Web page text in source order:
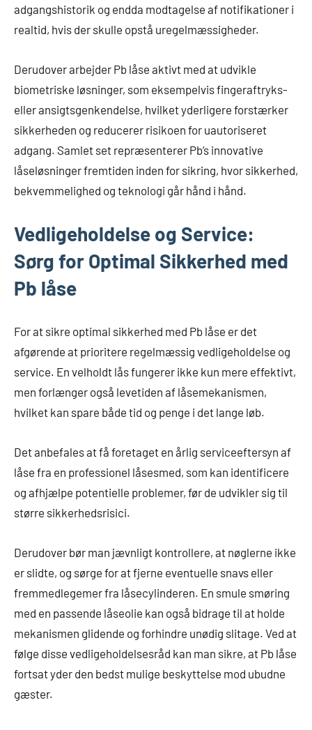
adgangshistorik og endda modtagelse af notifikationer i
realtid, hvis der skulle opstå uregelmæssigheder.
Derudover arbejder Pb låse aktivt med at udvikle
biometriske løsninger, som eksempelvis fingeraftryks-
eller ansigtsgenkendelse, hvilket yderligere forstærker
sikkerheden og reducerer risikoen for uautoriseret
adgang. Samlet set repræsenterer Pb’s innovative
låseløsninger fremtiden inden for sikring, hvor sikkerhed,
bekvemmelighed og teknologi går hånd i hånd.
Vedligeholdelse og Service:
Sørg for Optimal Sikkerhed med
Pb låse
For at sikre optimal sikkerhed med Pb låse er det
afgørende at prioritere regelmæssig vedligeholdelse og
service. En velholdt lås fungerer ikke kun mere effektivt,
men forlænger også levetiden af låsemekanismen,
hvilket kan spare både tid og penge i det lange løb.
Det anbefales at få foretaget en årlig serviceeftersyn af
låse fra en professionel låsesmed, som kan identificere
og afhjælpe potentielle problemer, før de udvikler sig til
større sikkerhedsrisici.
Derudover bør man jævnligt kontrollere, at nøglerne ikke
er slidte, og sørge for at fjerne eventuelle snavs eller
fremmedlegemer fra låsecylinderen. En smule smøring
med en passende låseolie kan også bidrage til at holde
mekanismen glidende og forhindre unødig slitage. Ved at
følge disse vedligeholdelsesråd kan man sikre, at Pb låse
fortsat yder den bedst mulige beskyttelse mod ubudne
gæster.